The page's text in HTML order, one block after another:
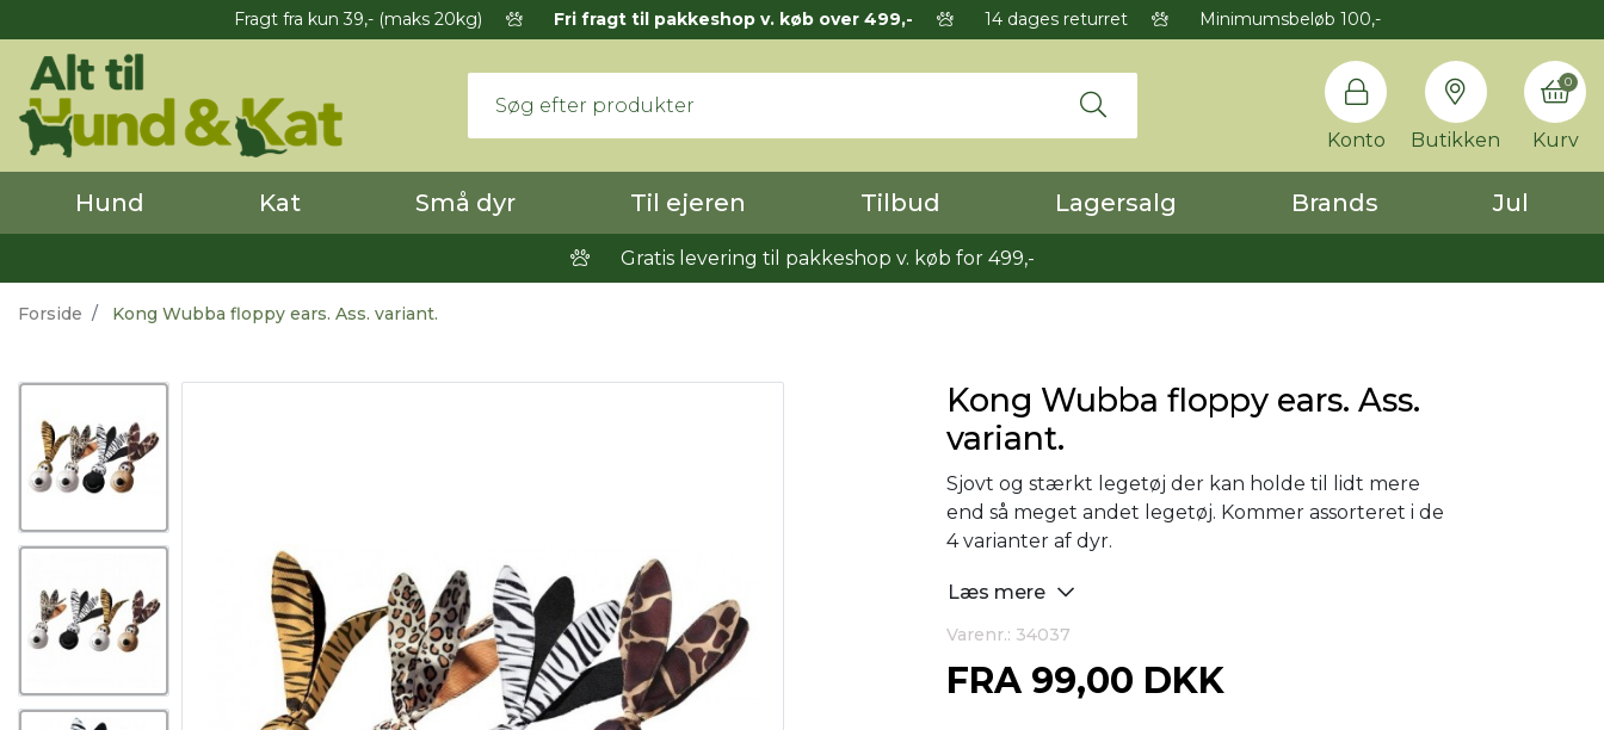
Fragt fra kun 39,- (maks 20kg) Fri fragt til pakkeshop v. køb over 499,- 14 dages returret Minimumsbeløb 100,-
Konto Butikken Kurv
0
Hund Kat Små dyr Til ejeren Tilbud Lagersalg Brands Jul
Gratis levering til pakkeshop v. køb for 499,-
Forside Kong Wubba floppy ears. Ass. variant.
Kong Wubba floppy ears. Ass.
variant.
Sjovt og stærkt legetøj der kan holde til lidt mere
end så meget andet legetøj. Kommer assorteret i de
4 varianter af dyr.
Læs mere
Varenr.: 34037
FRA 99,00 DKK